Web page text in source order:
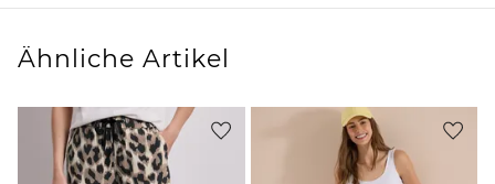
Ähnliche Artikel